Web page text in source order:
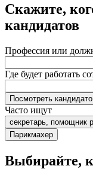
Скажите,
кандидатов
Профессия или
Где будет работать
Посмотреть
Часто ищут
секретарь, помощник
Парикмахер
Выбирайте,